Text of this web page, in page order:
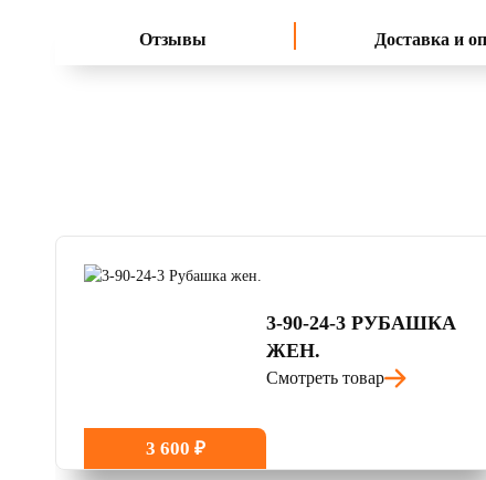
Отзывы Доставка и
3 600 ₽
3-90-24-3 РУБАШКА
ЖЕН.
Смотреть товар